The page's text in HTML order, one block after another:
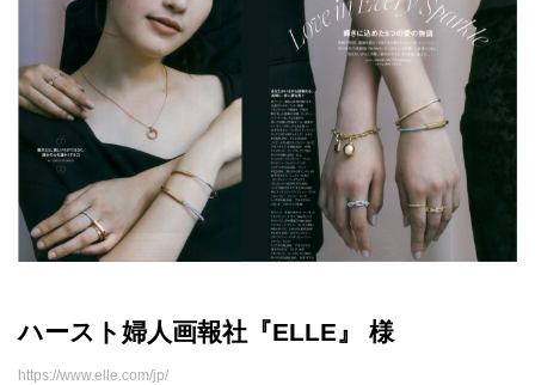
ハースト婦人画報社『ELLE』 様
https://www.elle.com/jp/